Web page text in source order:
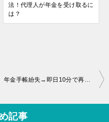
法！代理人が年金を受け取るに
は？
年金手帳紛失→即日10分で再発行してもらえた話。必要なものを確認!
記事